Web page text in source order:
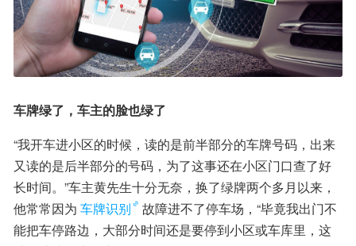
车牌绿了，车主的脸也绿了
“我开车进小区的时候，读的是前半部分的车牌号码，出来
又读的是后半部分的号码，为了这事还在小区门口查了好
长时间。”车主黄先生十分无奈，换了绿牌两个多月以来，
他常常因为 车牌识别
故障进不了停车场，“毕竟我出门不
能把车停路边，大部分时间还是要停到小区或车库里，这